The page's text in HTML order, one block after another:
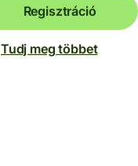
Regisztráció
Tudj meg többet